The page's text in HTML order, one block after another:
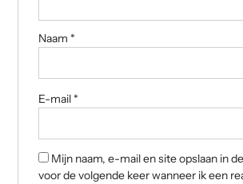
Naam *
E-mail *
Mijn naam, e-mail en site opslaan in
voor de volgende keer wanneer ik een